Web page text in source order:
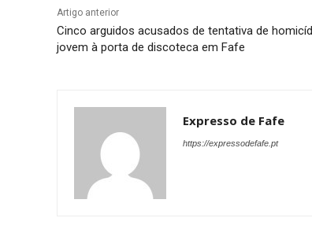
Artigo anterior
Cinco arguidos acusados de tentativa de
jovem à porta de discoteca em Fafe
Expresso de Fafe
https://expressodefafe.pt